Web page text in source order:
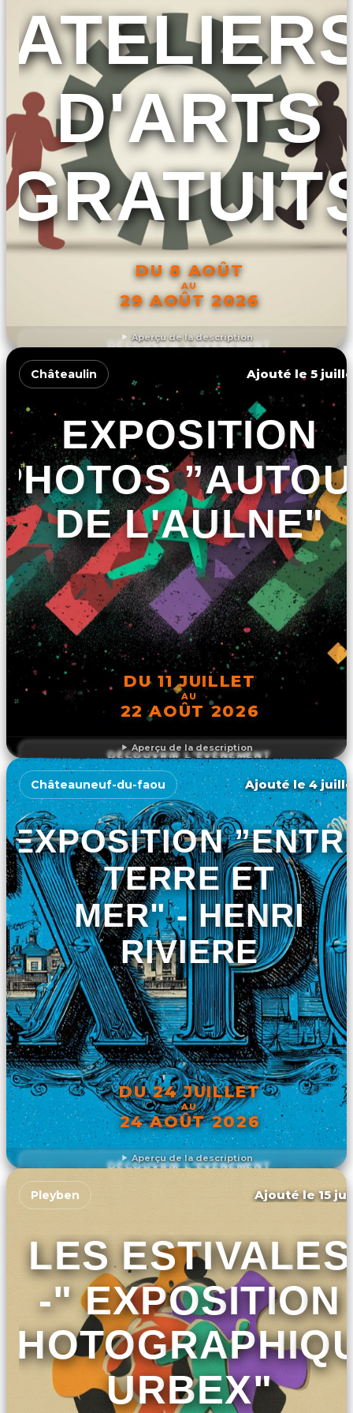
Aperçu de la description
D'ARTS
DU 8 AOÛT
AU
29 AOÛT 2026
DÉCOUVRIR L'ÉVÉNEMENT
Aperçu de la description
Châteaulin Ajouté le 5
EXPOSITION
DE L'AULNE"
DU 11 JUILLET
AU
22 AOÛT 2026
DÉCOUVRIR L'ÉVÉNEMENT
Aperçu de la description
Châteauneuf-du-faou Ajouté le 4
EXPOSITION
TERRE ET
MER" - HENRI
RIVIERE
DU 24 JUILLET
AU
24 AOÛT 2026
DÉCOUVRIR L'ÉVÉNEMENT
Pleyben Ajouté le 15
LES ESTIVALES
-" EXPOSITION
URBEX"